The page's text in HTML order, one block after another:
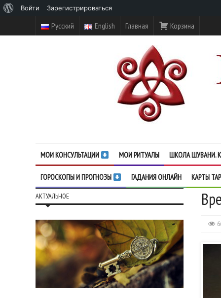
Русский English Главная Корзина
МОИ КОНСУЛЬТАЦИИ МОИ РИТУАЛЫ ШКОЛА ШУВАНИ.
ГОРОСКОПЫ И ПРОГНОЗЫ ГАДАНИЯ ОНЛАЙН КАРТЫ
АКТУАЛЬНОЕ
WordPress
Войти Зарегистрироваться